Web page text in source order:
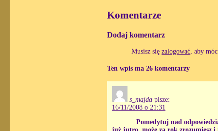
Komentarze
Dodaj komentarz
Musisz się zalogować, aby
Ten wpis ma 26 komentarzy
s_majda pisze:
16/11/2008 o 21:31
Pomedytuj nad